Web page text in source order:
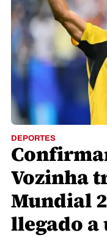
DEPORTES
Vozinha
Mundial
llegado a